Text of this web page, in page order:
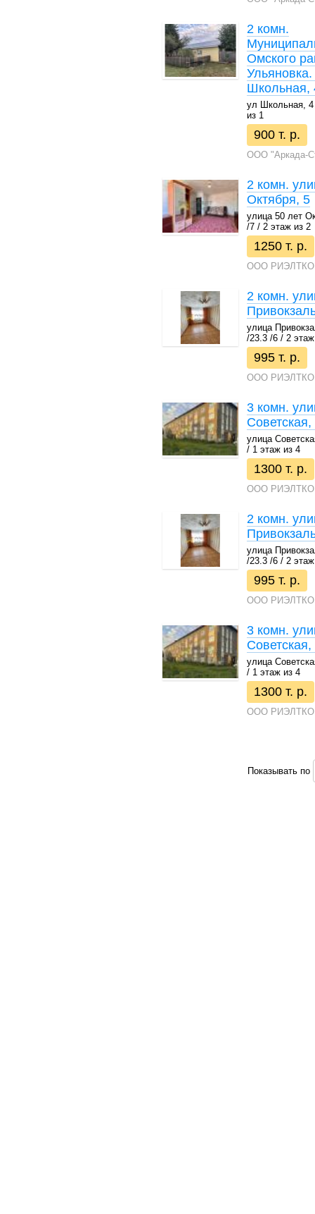
2 комн.
Омского
Ульяновка.
Школьная,
ул Школьная,
из 1
900 т. р.
ООО "Аркада-
2 комн.
Октября, 5
улица 50 лет
/7 / 2 этаж из 2
1250 т. р.
ООО
2 комн.
улица
/23.3 /6 / 2
995 т. р.
ООО
3 комн.
Советская,
улица
/ 1 этаж из 4
1300 т. р.
ООО
2 комн.
улица
/23.3 /6 / 2
995 т. р.
ООО
3 комн.
Советская,
улица
/ 1 этаж из 4
1300 т. р.
ООО
Показывать по